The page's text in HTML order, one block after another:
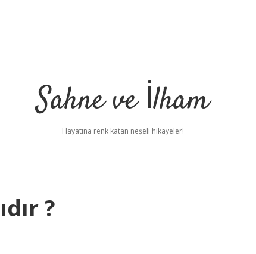
Sahne ve İlham
Hayatına renk katan neşeli hikayeler!
?